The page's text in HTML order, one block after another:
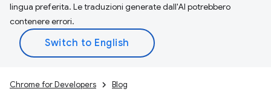
lingua preferita. Le traduzioni generate dall'AI potrebbero
contenere errori.
Chrome for Developers Blog